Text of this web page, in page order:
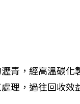
青，經高溫碳化
理，過往回收效